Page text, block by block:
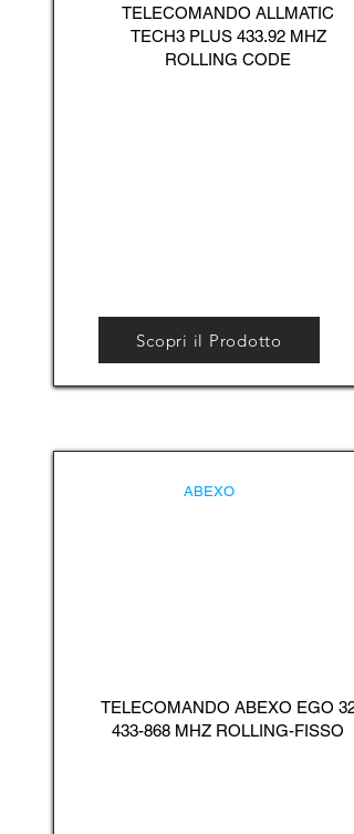
TELECOMANDO ALLMATIC
TECH3 PLUS 433.92 MHZ
ROLLING CODE
Scopri il Prodotto
ABEXO
TELECOMANDO ABEXO EGO 32
433-868 MHZ ROLLING-FISSO